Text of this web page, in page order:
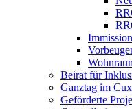
Beirat für
Ganztag im
Geförderte